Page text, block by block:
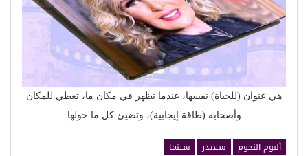
هي عنوان (للحياة) نفسها، عندما تظهر في مكان ما، تعطي للمكان
وأصحابه (طاقة إيجابية)، وتضيئ كل ما حولها
ألبوم النجوم سلايدر
سينما